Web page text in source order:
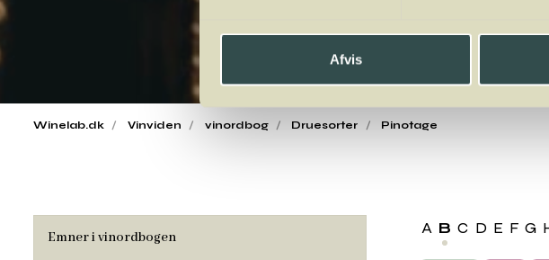
Afvis
Winelab.dk Vinviden vinordbog Druesorter Pinotage
A B C D E F G
Emner i vinordbogen